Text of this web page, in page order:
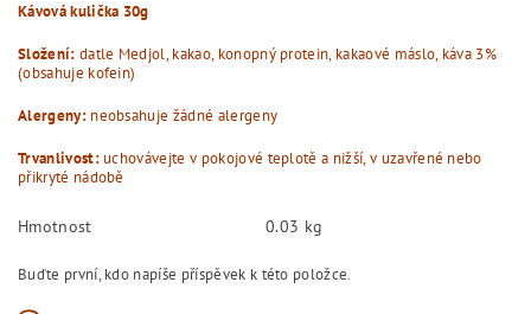
Kávová kulička 30g
Složení: datle Medjol, kakao, konopný protein, kakaové máslo, káva 3%
(obsahuje kofein)
Alergeny:neobsahuje žádné alergeny
Trvanlivost:uchovávejte v pokojové teplotě a nižší, v uzavřené nebo
přikryté nádobě
Hmotnost 0.03 kg
Buďte první, kdo napíše příspěvek k této položce.